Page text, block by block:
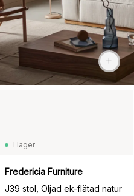
I lager
Fredericia Furniture
J39 stol, Oljad ek-flätad natur